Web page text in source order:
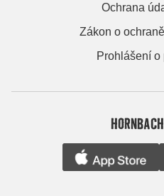
Ochrana
Zákon o
Prohlášení o